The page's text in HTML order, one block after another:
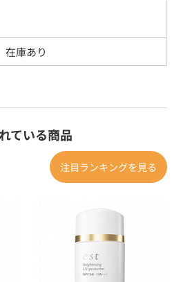
在庫あり
ている商品
注目ランキングを見る